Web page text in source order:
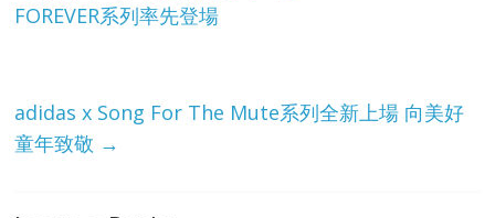
FOREVER系列率先登場
adidas x Song For The Mute系列全新上場 向美好
童年致敬 →